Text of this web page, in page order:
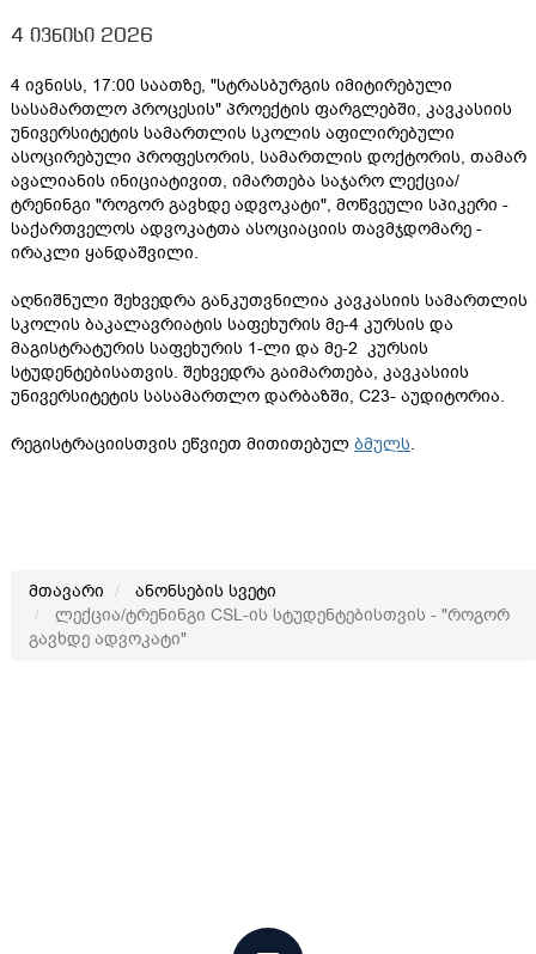
4 ივნისი 2026
4 ივნისს, 17:00 საათზე, "სტრასბურგის იმიტირებული
სასამართლო პროცესის" პროექტის ფარგლებში, კავკასიის
უნივერსიტეტის სამართლის სკოლის აფილირებული
ასოცირებული პროფესორის, სამართლის დოქტორის, თამარ
ავალიანის ინიციატივით, იმართება საჯარო ლექცია/
ტრენინგი "როგორ გავხდე ადვოკატი", მოწვეული სპიკერი -
საქართველოს ადვოკატთა ასოციაციის თავმჯდომარე -
ირაკლი ყანდაშვილი.
აღნიშნული შეხვედრა განკუთვნილია კავკასიის სამართლის
სკოლის ბაკალავრიატის საფეხურის მე-4 კურსის და
მაგისტრატურის საფეხურის 1-ლი და მე-2 კურსის
სტუდენტებისათვის. შეხვედრა გაიმართება, კავკასიის
უნივერსიტეტის სასამართლო დარბაზში, C23- აუდიტორია.
რეგისტრაციისთვის ეწვიეთ მითითებულ ბმულს.
მთავარი
ანონსების სვეტი
ლექცია/ტრენინგი CSL-ის სტუდენტებისთვის - "როგორ
გავხდე ადვოკატი"